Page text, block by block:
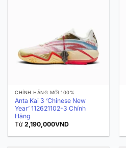
CHÍNH HÃNG MỚI 100%
Anta Kai 3 ‘Chinese New
Year’ 112621102-3 Chính
Hãng
Từ2,190,000VND